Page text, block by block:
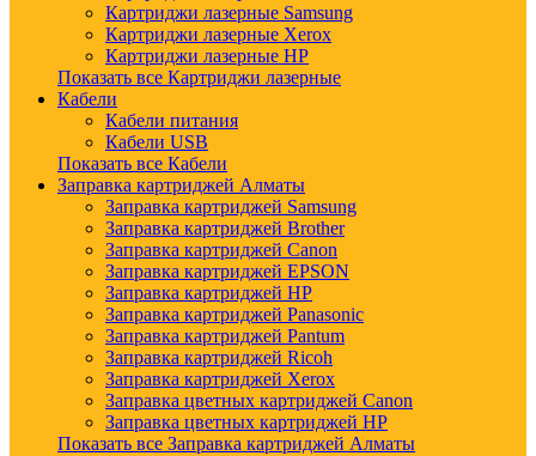
Картриджи лазерные Samsung
Картриджи лазерные Xerox
Картриджи лазерные HP
Показать все Картриджи лазерные
Кабели
Кабели питания
Кабели USB
Показать все Кабели
Заправка картриджей Алматы
Заправка картриджей Samsung
Заправка картриджей Brother
Заправка картриджей Canon
Заправка картриджей EPSON
Заправка картриджей HP
Заправка картриджей Panasonic
Заправка картриджей Pantum
Заправка картриджей Ricoh
Заправка картриджей Xerox
Заправка цветных картриджей Canon
Заправка цветных картриджей HP
Показать все Заправка картриджей Алматы